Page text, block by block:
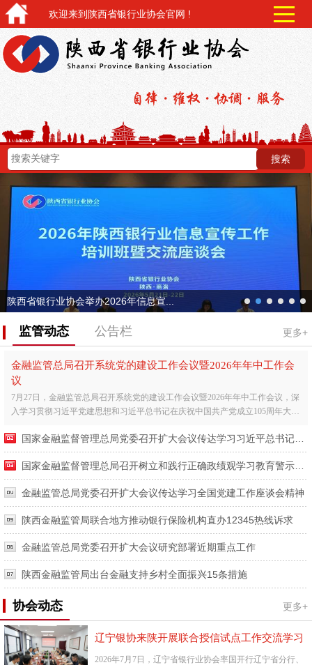
欢迎来到陕西省银行业协会官网 !
next
陕西省银行业协会举办2026年信息宣...
监管动态 公告栏 更多+
金融监管总局召开系统党的建设工作会议暨2026年年中工作会
议
7月27日，金融监管总局召开系统党的建设工作会议暨2026年年中工作会议，深
入学习贯彻习近平党建思想和习近平总书记在庆祝中国共产党成立105周年大会
金融监管总局党委召开扩大会议传达学习全国党建工作座谈会精神
陕西金融监管局联合地方推动银行保险机构直办12345热线诉求
金融监管总局党委召开扩大会议研究部署近期重点工作
陕西金融监管局出台金融支持乡村全面振兴15条措施
协会动态 更多+
辽宁银协来陕开展联合授信试点工作交流学习
2026年7月7日，辽宁省银行业协会率国开行辽宁省分行、